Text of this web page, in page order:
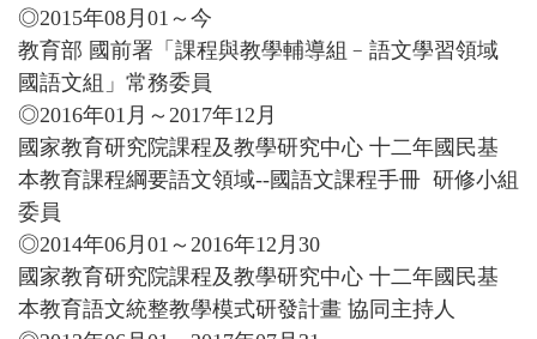
◎2015年08月01～今
教育部 國前署「課程與教學輔導組﹣語文學習領域
國語文組」常務委員
◎2016年01月～2017年12月
國家教育研究院課程及教學研究中心 十二年國民基
本教育課程綱要語文領域--國語文課程手冊 研修小組
委員
◎2014年06月01～2016年12月30
國家教育研究院課程及教學研究中心 十二年國民基
本教育語文統整教學模式研發計畫 協同主持人